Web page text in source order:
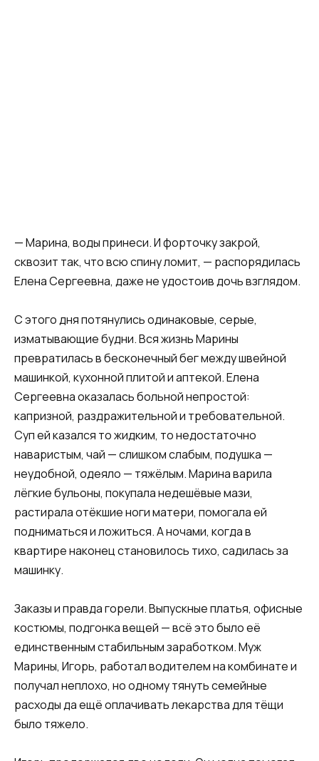
— Марина, воды принеси. И форточку закрой,
сквозит так, что всю спину ломит, — распорядилась
Елена Сергеевна, даже не удостоив дочь взглядом.
С этого дня потянулись одинаковые, серые,
изматывающие будни. Вся жизнь Марины
превратилась в бесконечный бег между швейной
машинкой, кухонной плитой и аптекой. Елена
Сергеевна оказалась больной непростой:
капризной, раздражительной и требовательной.
Суп ей казался то жидким, то недостаточно
наваристым, чай — слишком слабым, подушка —
неудобной, одеяло — тяжёлым. Марина варила
лёгкие бульоны, покупала недешёвые мази,
растирала отёкшие ноги матери, помогала ей
подниматься и ложиться. А ночами, когда в
квартире наконец становилось тихо, садилась за
машинку.
Заказы и правда горели. Выпускные платья, офисные
костюмы, подгонка вещей — всё это было её
единственным стабильным заработком. Муж
Марины, Игорь, работал водителем на комбинате и
получал неплохо, но одному тянуть семейные
расходы да ещё оплачивать лекарства для тёщи
было тяжело.